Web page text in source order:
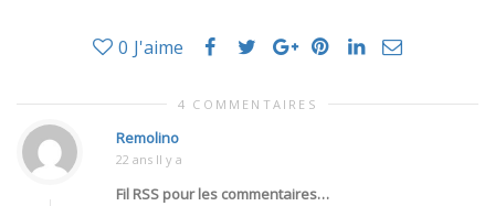
0 J'aime
4 COMMENTAIRES
Remolino
22 ans Il y a
Fil RSS pour les commentaires…